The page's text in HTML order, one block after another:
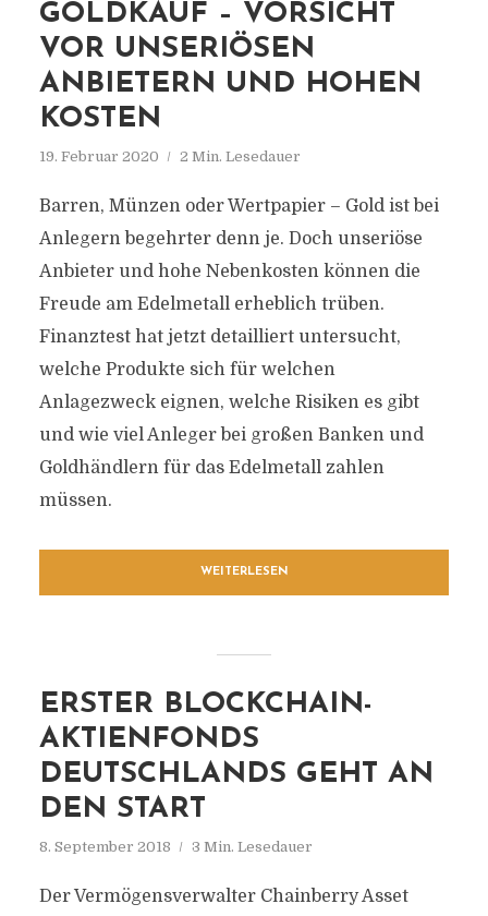
GOLDKAUF – VORSICHT
VOR UNSERIÖSEN
ANBIETERN UND HOHEN
KOSTEN
19. Februar 2020 2 Min. Lesedauer
Barren, Münzen oder Wertpapier – Gold ist bei
Anlegern begehrter denn je. Doch unseriöse
Anbieter und hohe Nebenkosten können die
Freude am Edelmetall erheblich trüben.
Finanztest hat jetzt detailliert untersucht,
welche Produkte sich für welchen
Anlagezweck eignen, welche Risiken es gibt
und wie viel Anleger bei großen Banken und
Goldhändlern für das Edelmetall zahlen
müssen.
WEITERLESEN
ERSTER BLOCKCHAIN-
AKTIENFONDS
DEUTSCHLANDS GEHT AN
DEN START
8. September 2018 3 Min. Lesedauer
Der Vermögensverwalter Chainberry Asset